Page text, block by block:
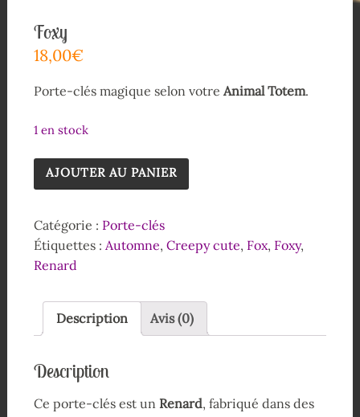
Foxy
18,00€
Porte-clés magique selon votre Animal Totem.
1 en stock
AJOUTER AU PANIER
Catégorie : Porte-clés
Étiquettes : Automne, Creepy cute, Fox, Foxy,
Renard
Description Avis (0)
Description
Ce porte-clés est un Renard, fabriqué dans des